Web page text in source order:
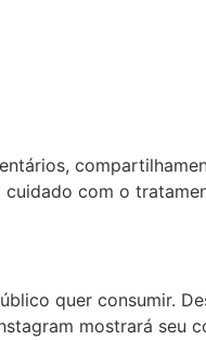
cuidado com o
quer consumir.
mostrará seu